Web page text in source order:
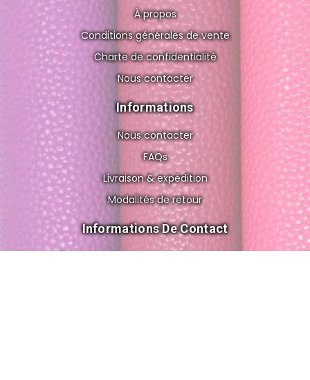
À propos
Conditions générales de vente
Charte de confidentialité
Nous contacter
Informations
Nous contacter
FAQs
Livraison & expédition
Modalités de retour
Informations De Contact